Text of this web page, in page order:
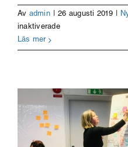
Av admin | 26 augusti 2019 |
inaktiveradeför
du
med
Stockholms
stad?
Läs mer